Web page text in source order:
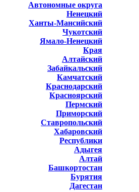
Автономные округа
Ненецкий
Ханты-Мансийский
Чукотский
Ямало-Ненецкий
Края
Алтайский
Забайкальский
Камчатский
Краснодарский
Красноярский
Пермский
Приморский
Ставропольский
Хабаровский
Республики
Адыгея
Алтай
Башкортостан
Бурятия
Дагестан